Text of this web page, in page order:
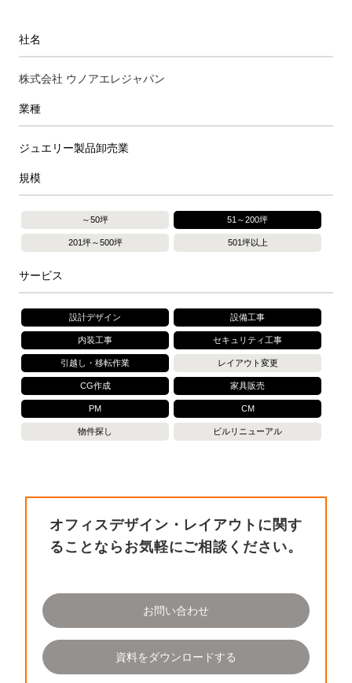
社名
株式会社 ウノアエレジャパン
業種
ジュエリー製品卸売業
規模
～50坪 51～200坪
201坪～500坪 501坪以上
サービス
設計デザイン 設備工事
内装工事 セキュリティ工事
引越し・移転作業 レイアウト変更
CG作成 家具販売
PM CM
物件探し ビルリニューアル
オフィスデザイン・レイアウトに関す
ることならお気軽にご相談ください。
お問い合わせ
資料をダウンロードする